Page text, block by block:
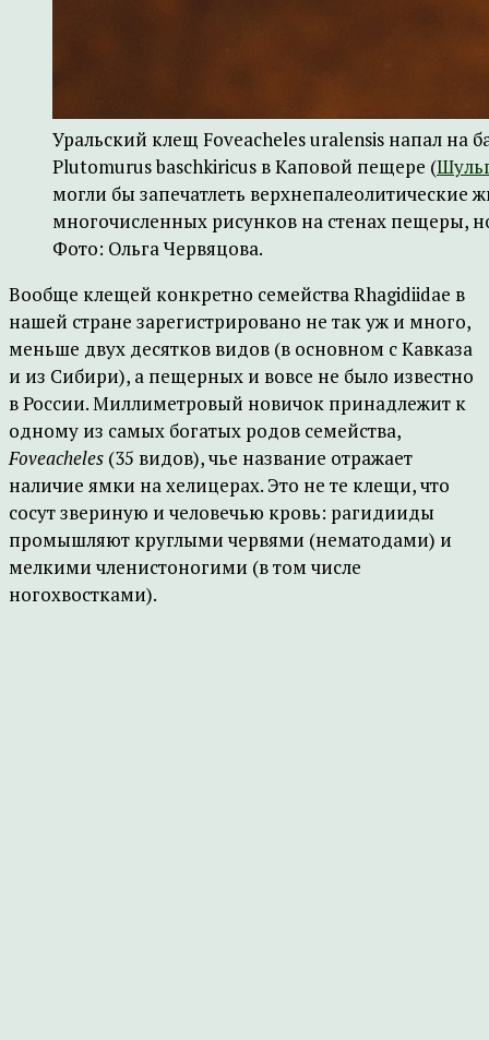
Уральский клещ Foveacheles uralensis напал на
Plutomurus baschkiricus в Каповой пещере (
могли бы запечатлеть верхнепалеолитические
многочисленных рисунков на стенах пещеры,
Фото: Ольга Червяцова.
Вообще клещей конкретно семейства Rhagidiidae в
нашей стране зарегистрировано не так уж и много,
меньше двух десятков видов (в основном с Кавказа
и из Сибири), а пещерных и вовсе не было известно
в России. Миллиметровый новичок принадлежит к
одному из самых богатых родов семейства,
Foveacheles (35 видов), чье название отражает
наличие ямки на хелицерах. Это не те клещи, что
сосут звериную и человечью кровь: рагидииды
промышляют круглыми червями (нематодами) и
мелкими членистоногими (в том числе
ногохвостками).